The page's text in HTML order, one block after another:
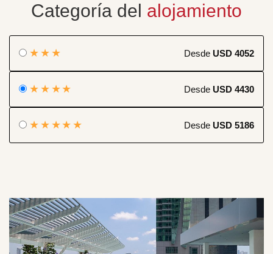
Categoría del alojamiento
★★★ Desde USD 4052
★★★★ Desde USD 4430
★★★★★ Desde USD 5186